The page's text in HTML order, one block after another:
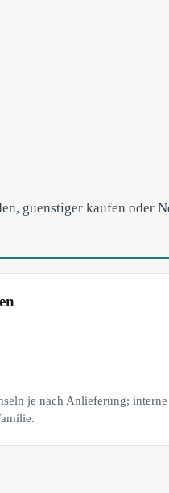
guenstiger kaufen oder
je nach Anlieferung;